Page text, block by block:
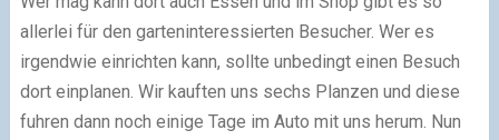
allerlei für den garteninteressierten Besucher. Wer es
irgendwie einrichten kann, sollte unbedingt einen Besuch
dort einplanen. Wir kauften uns sechs Planzen und diese
fuhren dann noch einige Tage im Auto mit uns herum. Nun